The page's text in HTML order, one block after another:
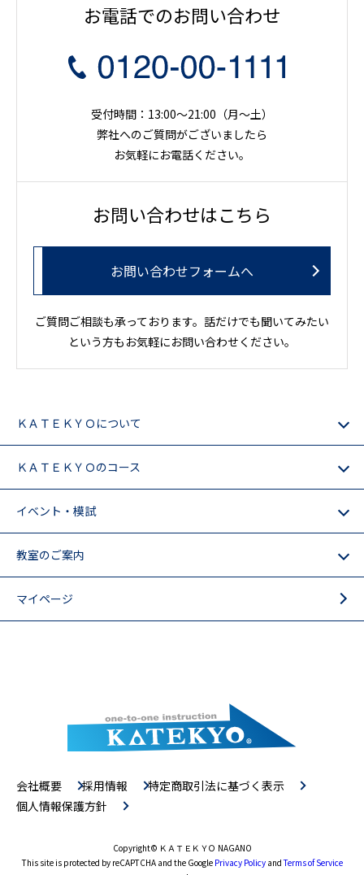
お電話でのお問い合わせ
受付時間：13:00～21:00（月〜土）
弊社へのご質問がございましたら
お気軽にお電話ください。
お問い合わせはこちら
お問い合わせフォームへ
ご質問ご相談も承っております。話だけでも聞いてみたい
という方もお気軽にお問い合わせください。
ＫＡＴＥＫＹＯについて
ＫＡＴＥＫＹＯのコース
イベント・模試
教室のご案内
マイページ
会社概要 採用情報
特定商取引法に基づく表示
個人情報保護方針
Copyright© ＫＡＴＥＫＹＯ NAGANO
This site is protected by reCAPTCHA and the Google Privacy PolicyandTerms of Service